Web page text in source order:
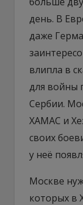
день. В
даже
влипла в
для войны
Сербии.
ХАМАС и
своих
у неё
Москве
которых в